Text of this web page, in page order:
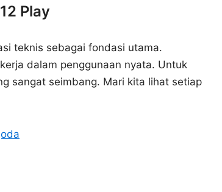
Play
teknis sebagai fondasi utama.
dalam penggunaan nyata. Untuk
sangat seimbang. Mari kita lihat setiap